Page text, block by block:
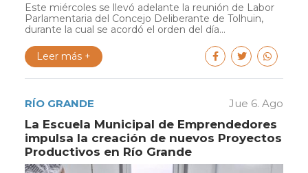
Este miércoles se llevó adelante la reunión de Labor
Parlamentaria del Concejo Deliberante de Tolhuin,
durante la cual se acordó el orden del día...
Leer más +
RÍO GRANDE Jue 6. Ago
La Escuela Municipal de Emprendedores
impulsa la creación de nuevos Proyectos
Productivos en Río Grande